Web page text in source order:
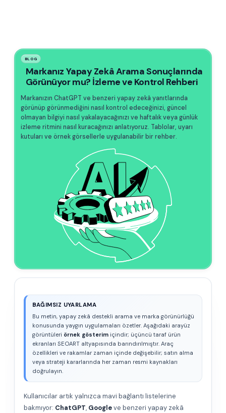
BLOG
Markanız Yapay Zekâ Arama Sonuçlarında
Görünüyor mu? İzleme ve Kontrol Rehberi
Markanızın ChatGPT ve benzeri yapay zekâ yanıtlarında
görünüp görünmediğini nasıl kontrol edeceğinizi, güncel
olmayan bilgiyi nasıl yakalayacağınızı ve haftalık veya günlük
izleme ritmini nasıl kuracağınızı anlatıyoruz. Tablolar, uyarı
kutuları ve örnek görsellerle uygulanabilir bir rehber.
BAĞIMSIZ UYARLAMA
Bu metin, yapay zekâ destekli arama ve marka görünürlüğü
konusunda yaygın uygulamaları özetler. Aşağıdaki arayüz
görüntüleri örnek gösterimiçindir; üçüncü taraf ürün
ekranları SEOART altyapısında barındırılmıştır. Araç
özellikleri ve rakamlar zaman içinde değişebilir; satın alma
veya strateji kararlarında her zaman resmi kaynakları
doğrulayın.
Kullanıcılar artık yalnızca mavi bağlantı listelerine
bakmıyor: ChatGPT, Googleve benzeri yapay zekâ